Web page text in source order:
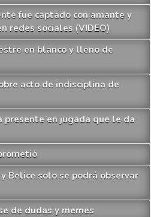
fue captado con amante y
redes sociales (VIDEO)
en blanco y lleno de
acto de indisciplina de
presente en jugada que le da
Belice solo se podrá observar
de dudas y memes